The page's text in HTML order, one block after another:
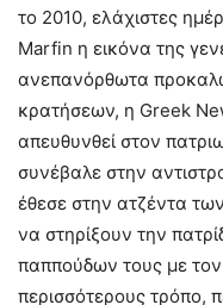
το 2010, ελάχιστες
Marfin η εικόνα της
ανεπανόρθωτα
κρατήσεων, η Greek
απευθυνθεί στον
συνέβαλε στην
έθεσε στην ατζέντα
να στηρίξουν την
παππούδων τους με τον
περισσότερους τρόπο,